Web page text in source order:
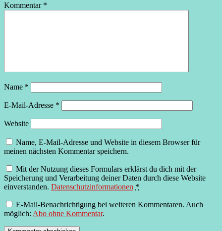
Kommentar *
Name *
E-Mail-Adresse *
Website
Name, E-Mail-Adresse und Website in diesem Browser für
meinen nächsten Kommentar speichern.
Mit der Nutzung dieses Formulars erklärst du dich mit der
Speicherung und Verarbeitung deiner Daten durch diese Website
einverstanden. Datenschutzinformationen *
E-Mail-Benachrichtigung bei weiteren Kommentaren. Auch
möglich: Abo ohne Kommentar.